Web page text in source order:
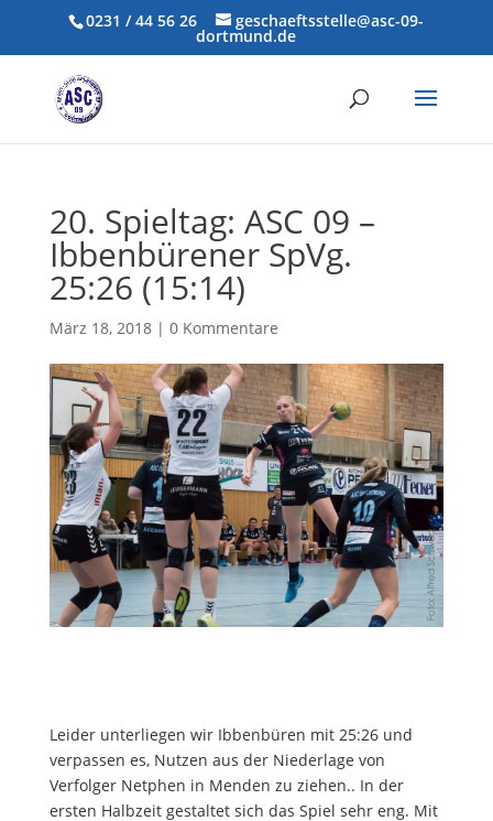
0231 / 44 56 26 geschaeftsstelle@asc-09-
dortmund.de
20. Spieltag: ASC 09 –
Ibbenbürener SpVg.
25:26 (15:14)
März 18, 2018| 0 Kommentare
Leider unterliegen wir Ibbenbüren mit 25:26 und
verpassen es, Nutzen aus der Niederlage von
Verfolger Netphen in Menden zu ziehen.. In der
ersten Halbzeit gestaltet sich das Spiel sehr eng. Mit